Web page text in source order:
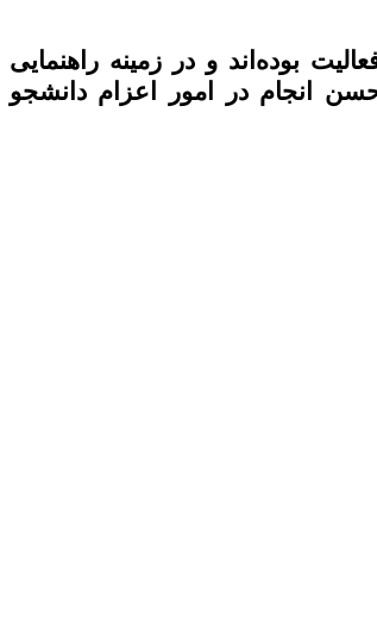
بوده‌اند و در زمینه راهنمایی
انجام در امور اعزام دانشجو